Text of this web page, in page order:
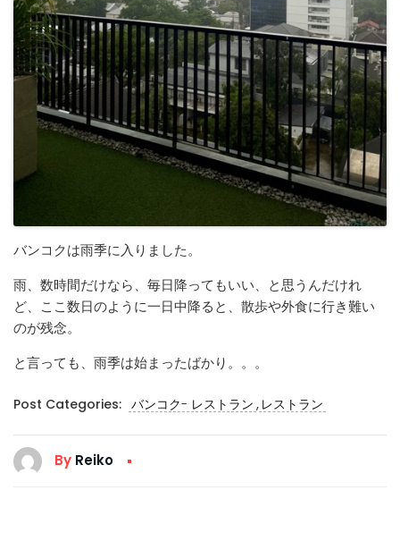
バンコクは雨季に入りました。
雨、数時間だけなら、毎日降ってもいい、と思うんだけれ
ど、ここ数日のように一日中降ると、散歩や外食に行き難い
のが残念。
と言っても、雨季は始まったばかり。。。
Post Categories: バンコク- レストラン , レストラン
By Reiko